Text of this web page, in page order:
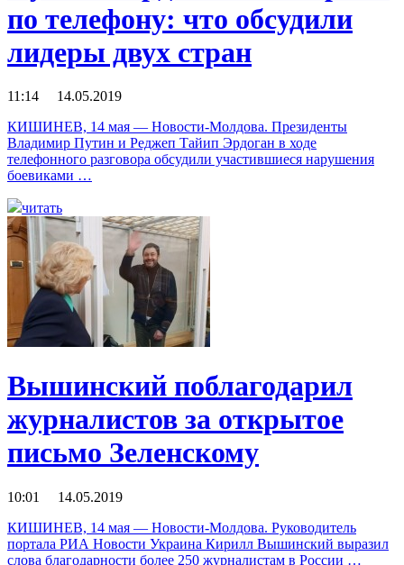
по телефону: что обсудили
лидеры двух стран
11:14 14.05.2019
КИШИНЕВ, 14 мая — Новости-Молдова. Президенты
Владимир Путин и Реджеп Тайип Эрдоган в ходе
телефонного разговора обсудили участившиеся нарушения
боевиками …
читать
Вышинский поблагодарил
журналистов за открытое
письмо Зеленскому
10:01 14.05.2019
КИШИНЕВ, 14 мая — Новости-Молдова. Руководитель
портала РИА Новости Украина Кирилл Вышинский выразил
слова благодарности более 250 журналистам в России …